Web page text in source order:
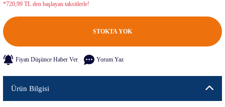
*720,99 TL den başlayan taksitlerle!
STOKTA YOK
Fiyatı Düşünce Haber Ver Yorum Yaz
Ürün Bilgisi